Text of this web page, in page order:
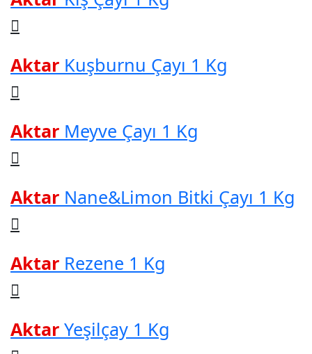
Aktar Kuşburnu Çayı 1 Kg
Aktar Meyve Çayı 1 Kg
Aktar Nane&Limon Bitki Çayı 1 Kg
Aktar Rezene 1 Kg
Aktar Yeşilçay 1 Kg